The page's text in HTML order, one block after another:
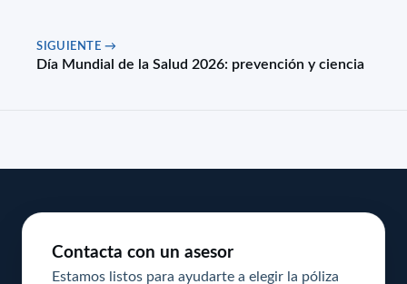
SIGUIENTE →
Día Mundial de la Salud 2026: prevención y ciencia
Contacta con un asesor
Estamos listos para ayudarte a elegir la póliza